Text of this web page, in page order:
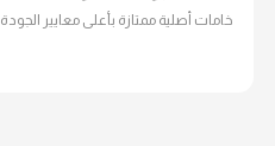
خامات أصلية ممتازة بأعلى معايير الجودة